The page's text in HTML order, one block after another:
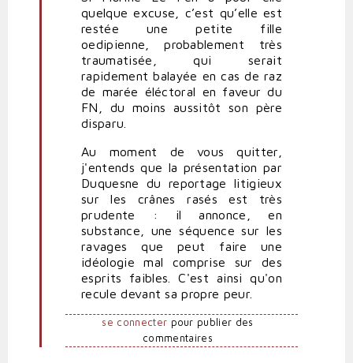
quelque excuse, c’est qu’elle est
restée une petite fille
oedipienne, probablement très
traumatisée, qui serait
rapidement balayée en cas de raz
de marée éléctoral en faveur du
FN, du moins aussitôt son père
disparu.
Au moment de vous quitter,
j'entends que la présentation par
Duquesne du reportage litigieux
sur les crânes rasés est très
prudente : il annonce, en
substance, une séquence sur les
ravages que peut faire une
idéologie mal comprise sur des
esprits faibles. C'est ainsi qu'on
recule devant sa propre peur.
se connecter pour publier des
commentaires